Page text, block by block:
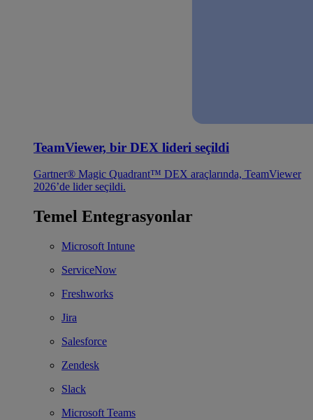
TeamViewer, bir DEX lideri seçildi
Gartner® Magic Quadrant™ DEX araçlarında, TeamViewer
2026’de lider seçildi.
Temel Entegrasyonlar
Microsoft Intune
ServiceNow
Freshworks
Jira
Salesforce
Zendesk
Slack
Microsoft Teams